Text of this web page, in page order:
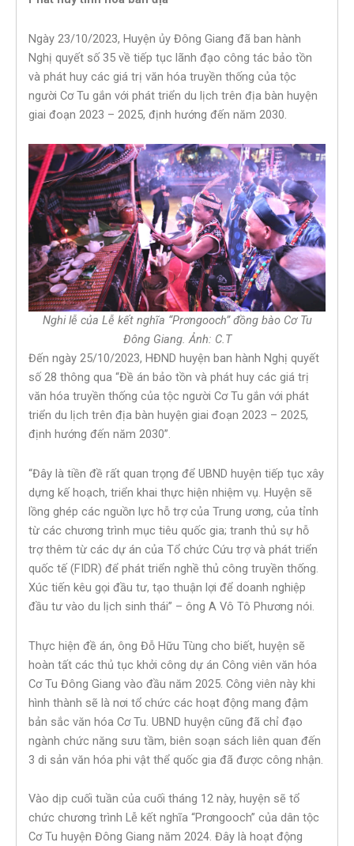
Ngày 23/10/2023, Huyện ủy Đông Giang đã ban hành
Nghị quyết số 35 về tiếp tục lãnh đạo công tác bảo tồn
và phát huy các giá trị văn hóa truyền thống của tộc
người Cơ Tu gắn với phát triển du lịch trên địa bàn huyện
giai đoạn 2023 – 2025, định hướng đến năm 2030.
Nghi lễ của Lễ kết nghĩa “Prơngooch” đồng bào Cơ Tu
Đông Giang. Ảnh: C.T
Đến ngày 25/10/2023, HĐND huyện ban hành Nghị quyết
số 28 thông qua “Đề án bảo tồn và phát huy các giá trị
văn hóa truyền thống của tộc người Cơ Tu gắn với phát
triển du lịch trên địa bàn huyện giai đoạn 2023 – 2025,
định hướng đến năm 2030”.
“Đây là tiền đề rất quan trọng để UBND huyện tiếp tục xây
dựng kế hoạch, triển khai thực hiện nhiệm vụ. Huyện sẽ
lồng ghép các nguồn lực hỗ trợ của Trung ương, của tỉnh
từ các chương trình mục tiêu quốc gia; tranh thủ sự hỗ
trợ thêm từ các dự án của Tổ chức Cứu trợ và phát triển
quốc tế (FIDR) để phát triển nghề thủ công truyền thống.
Xúc tiến kêu gọi đầu tư, tạo thuận lợi để doanh nghiệp
đầu tư vào du lịch sinh thái” – ông A Vô Tô Phương nói.
Thực hiện đề án, ông Đỗ Hữu Tùng cho biết, huyện sẽ
hoàn tất các thủ tục khởi công dự án Công viên văn hóa
Cơ Tu Đông Giang vào đầu năm 2025. Công viên này khi
hình thành sẽ là nơi tổ chức các hoạt động mang đậm
bản sắc văn hóa Cơ Tu. UBND huyện cũng đã chỉ đạo
ngành chức năng sưu tầm, biên soạn sách liên quan đến
3 di sản văn hóa phi vật thể quốc gia đã được công nhận.
Vào dịp cuối tuần của cuối tháng 12 này, huyện sẽ tổ
chức chương trình Lễ kết nghĩa “Prơngooch” của dân tộc
Cơ Tu huyện Đông Giang năm 2024. Đây là hoạt động